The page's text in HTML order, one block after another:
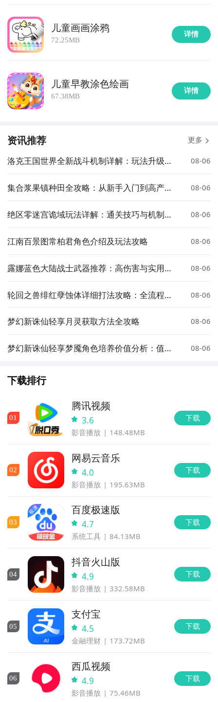
儿童画画涂鸦
72.25MB
详情
儿童早教涂色绘画
67.38MB
详情
资讯推荐 更多
洛克王国世界全新战斗机制详解：玩法升级与
08-06
集合浆果镇种田全攻略：从新手入门到高产技
08-06
绝区零迷宫诡域玩法详解：通关技巧与机制解
08-06
江南百景图常柏君角色介绍及玩法攻略 08-06
露娜蓝色大陆战士武器推荐：高伤害与实用性
08-06
轮回之兽绯红孽蚀体详细打法攻略：全流程通
08-06
梦幻新诛仙轻享月灵获取方法全攻略 08-06
梦幻新诛仙轻享梦魇角色培养价值分析：值得
08-06
下载排行
01
腾讯视频
3.6
影音播放 148.48MB
下载
02
网易云音乐
4.0
影音播放 195.63MB
下载
03
百度极速版
4.7
系统工具 84.13MB
下载
04
抖音火山版
4.9
影音播放 332.58MB
下载
05
支付宝
4.5
金融理财 173.72MB
下载
06
西瓜视频
4.9
影音播放 75.46MB
下载